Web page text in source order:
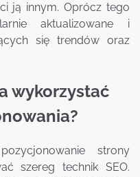
ją innym. Oprócz tego
aktualizowane i
się trendów oraz
wykorzystać
strony
szereg technik SEO.